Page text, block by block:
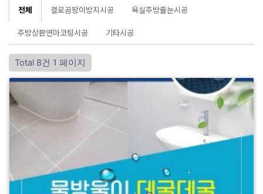
전체 결로곰팡이방지시공 욕실주방줄눈시공
주방상판연마코팅시공 기타시공
Total 8건 1 페이지